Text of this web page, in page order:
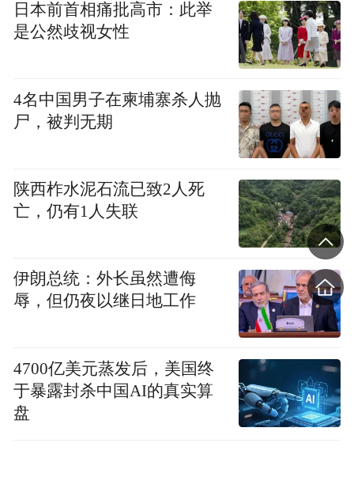
platform and merely provides information storage
space services.”
日本前首相痛批高市：此举
是公然歧视女性
4名中国男子在柬埔寨杀人抛
尸，被判无期
陕西柞水泥石流已致2人死
亡，仍有1人失联
伊朗总统：外长虽然遭侮
辱，但仍夜以继日地工作
4700亿美元蒸发后，美国终
于暴露封杀中国AI的真实算
盘